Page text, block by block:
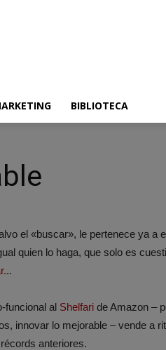
BIBLIOTECA
el «buscar», le pertenece ya a
quien lo haga, que solo es
..
funcional al Shelfari de Amazon –
innovar lo mejorable – vende a
anteriores.